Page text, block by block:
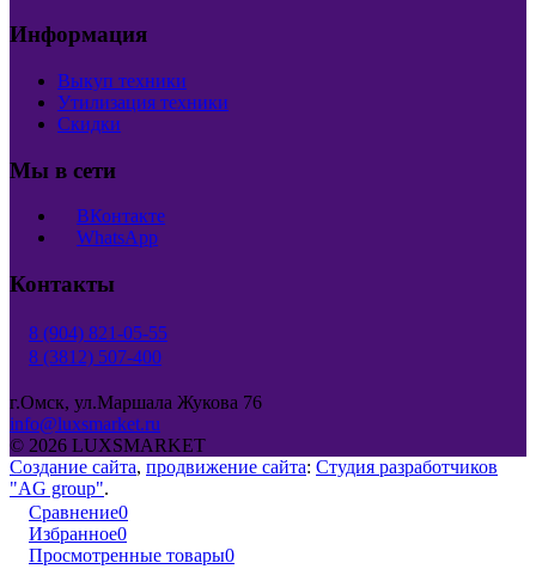
Информация
Выкуп техники
Утилизация техники
Скидки
Мы в сети
ВКонтакте
WhatsApp
Контакты
8 (904) 821-05-55
8 (3812) 507-400
г.Омск, ул.Маршала Жукова 76
info@luxsmarket.ru
© 2026 LUXSMARKET
Создание сайта, продвижение сайта: Студия разработчиков
"AG group".
Сравнение0
Избранное0
Просмотренные товары0